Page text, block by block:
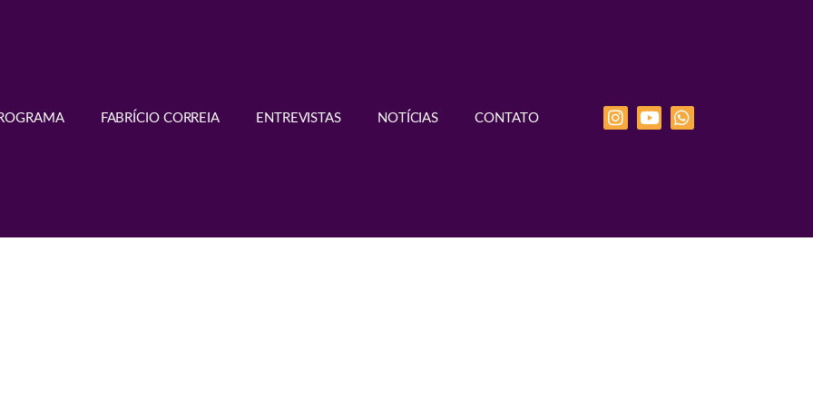
FABRÍCIO CORREIA ENTREVISTAS NOTÍCIAS CONTATO